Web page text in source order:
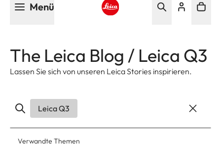
Menü
The Leica Blog / Leica Q3
Lassen Sie sich von unseren Leica Stories inspirieren.
Leica Q3
Verwandte Themen